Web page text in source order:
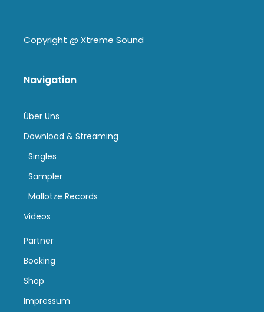
Copyright @ Xtreme Sound
Navigation
Über Uns
Download & Streaming
Singles
Sampler
Mallotze Records
Videos
Partner
Booking
Shop
Impressum